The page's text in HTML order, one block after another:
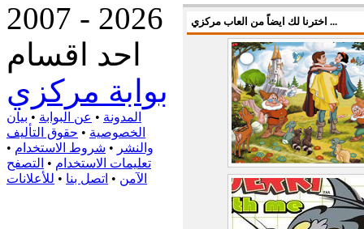
اخترنا لك ايضاً من العاب مركزي ...
2007 - 2026
احد اقسام
بوابة مركزي
المدونة • عن البوابة • بيان
الخصوصية • حقوق التأليف
والنشر • شروط الاستخدام •
تعليمات الاستخدام • التصفح
الآمن • اتصل بنا • للأعلانات